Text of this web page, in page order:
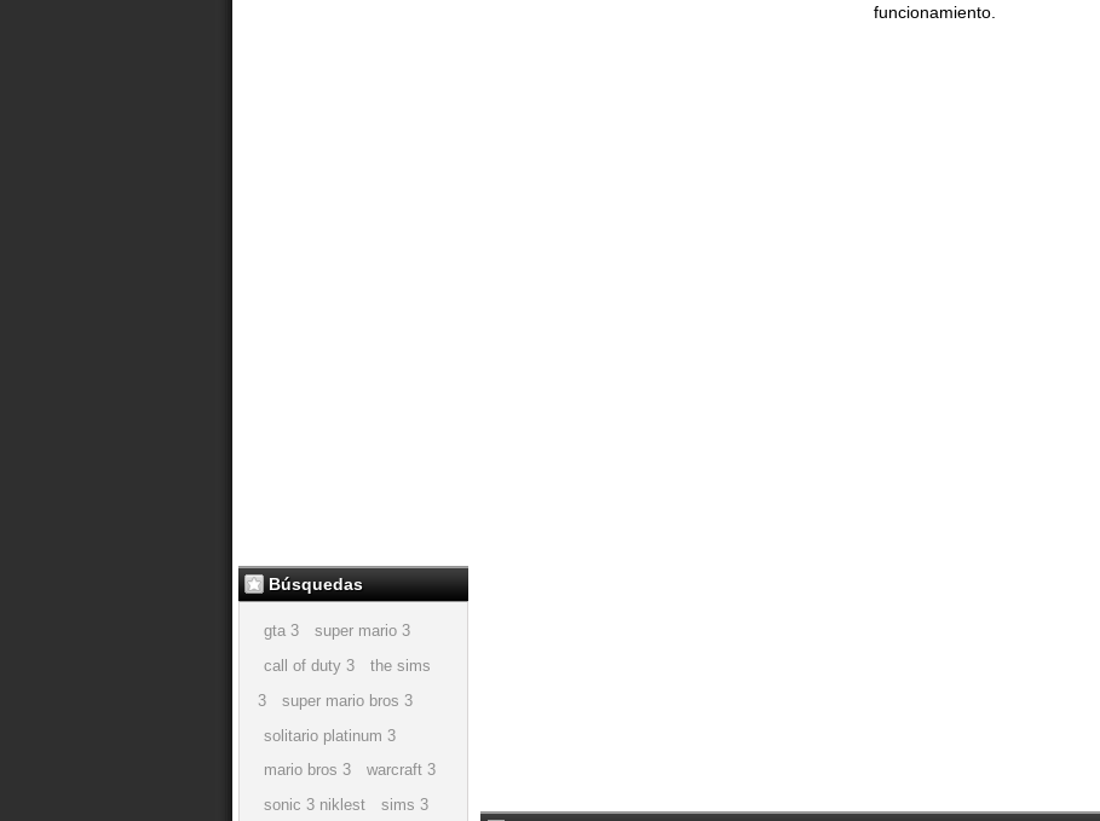
Búsquedas
gta 3
super mario 3
call of duty 3
the sims
3
super mario bros 3
solitario platinum 3
mario bros 3
warcraft 3
sonic 3 niklest
sims 3
funcionamiento.